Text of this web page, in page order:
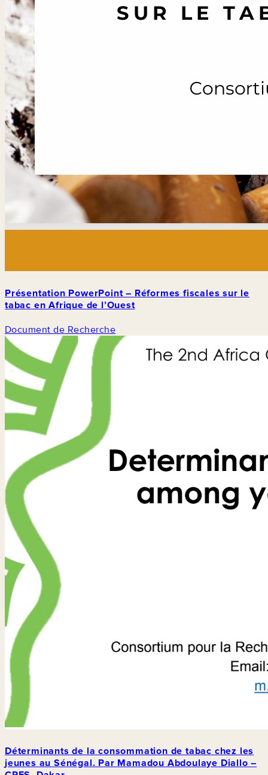
Présentation PowerPoint – Réformes fiscales sur le
tabac en Afrique de l’Ouest
Document de Recherche
Déterminants de la consommation de tabac chez les
jeunes au Sénégal. Par Mamadou Abdoulaye Diallo –